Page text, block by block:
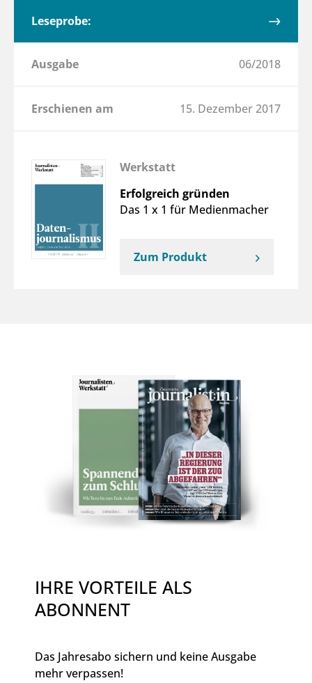
Leseprobe:
Ausgabe 06/2018
Erschienen am 15. Dezember 2017
Werkstatt
Erfolgreich gründen
Das 1 x 1 für Medienmacher
Zum Produkt
IHRE VORTEILE ALS
ABONNENT
Das Jahresabo sichern und keine Ausgabe
mehr verpassen!